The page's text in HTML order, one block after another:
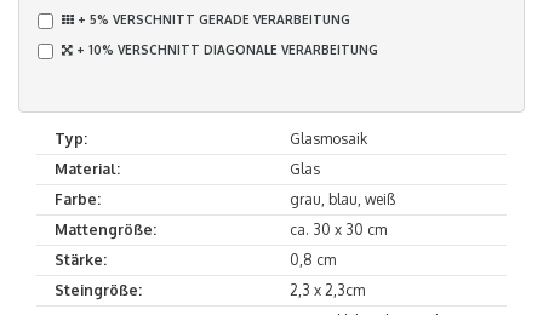
+ 5% VERSCHNITT GERADE VERARBEITUNG
+ 10% VERSCHNITT DIAGONALE VERARBEITUNG
Typ:
Glasmosaik
Material:
Glas
Farbe:
grau, blau, weiß
Mattengröße:
ca. 30 x 30 cm
Stärke:
0,8 cm
Steingröße:
2,3 x 2,3cm